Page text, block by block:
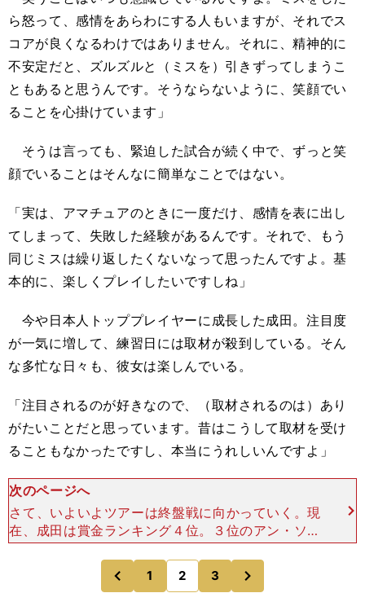
ら怒って、感情をあらわにする人もいますが、それでス
コアが良くなるわけではありません。それに、精神的に
不安定だと、ズルズルと（ミスを）引きずってしまうこ
ともあると思うんです。そうならないように、笑顔でい
ることを心掛けています」
そうは言っても、緊迫した試合が続く中で、ずっと笑
顔でいることはそんなに簡単なことではない。
「実は、アマチュアのときに一度だけ、感情を表に出し
てしまって、失敗した経験があるんです。それで、もう
同じミスは繰り返したくないなって思ったんですよ。基
本的に、楽しくプレイしたいですしね」
今や日本人トッププレイヤーに成長した成田。注目度
が一気に増して、練習日には取材が殺到している。そん
な多忙な日々も、彼女は楽しんでいる。
「注目されるのが好きなので、（取材されるのは）あり
がたいことだと思っています。昔はこうして取材を受け
ることもなかったですし、本当にうれしいんですよ」
次のページへ
さて、いよいよツアーは終盤戦に向かっていく。現
在、成田は賞金ランキング４位。３位のアン・ソン
ジュとは約450万円差、２位の申ジエとは約650万
円差、１位のイ・ボミとはおよそ1880万円の差が
ある。しか
前
のページへ
1 2 3